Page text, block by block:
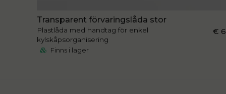
Transparent förvaringslåda stor
Plastlåda med handtag för enkel
kylskåpsorganisering
€
Finns i lager